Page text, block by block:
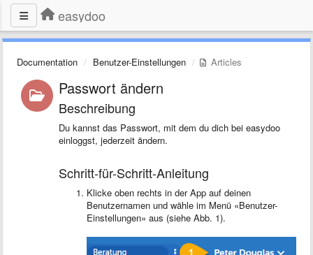
easydoo
Documentation Benutzer-Einstellungen Articles
Passwort ändern
Beschreibung
Du kannst das Passwort, mit dem du dich bei easydoo
einloggst, jederzeit ändern.
Schritt-für-Schritt-Anleitung
Klicke oben rechts in der App auf deinen
Benutzernamen und wähle im Menü «Benutzer-
Einstellungen» aus (siehe Abb. 1).